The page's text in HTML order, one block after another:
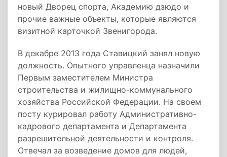
новый Дворец спорта, Академию дзюдо и
прочие важные объекты, которые являются
визитной карточкой Звенигорода.
В декабре 2013 года Ставицкий занял новую
должность. Опытного управленца назначили
Первым заместителем Министра
строительства и жилищно-коммунального
хозяйства Российской Федерации. На своем
посту курировал работу Административно-
кадрового департамента и Департамента
разрешительной деятельности и контроля.
Отвечал за возведение домов для людей,